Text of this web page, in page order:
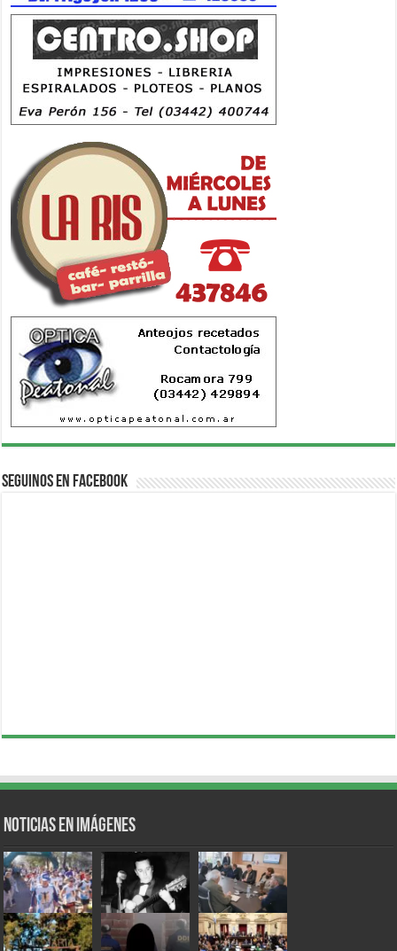
Seguinos en Facebook
Noticias en Imágenes